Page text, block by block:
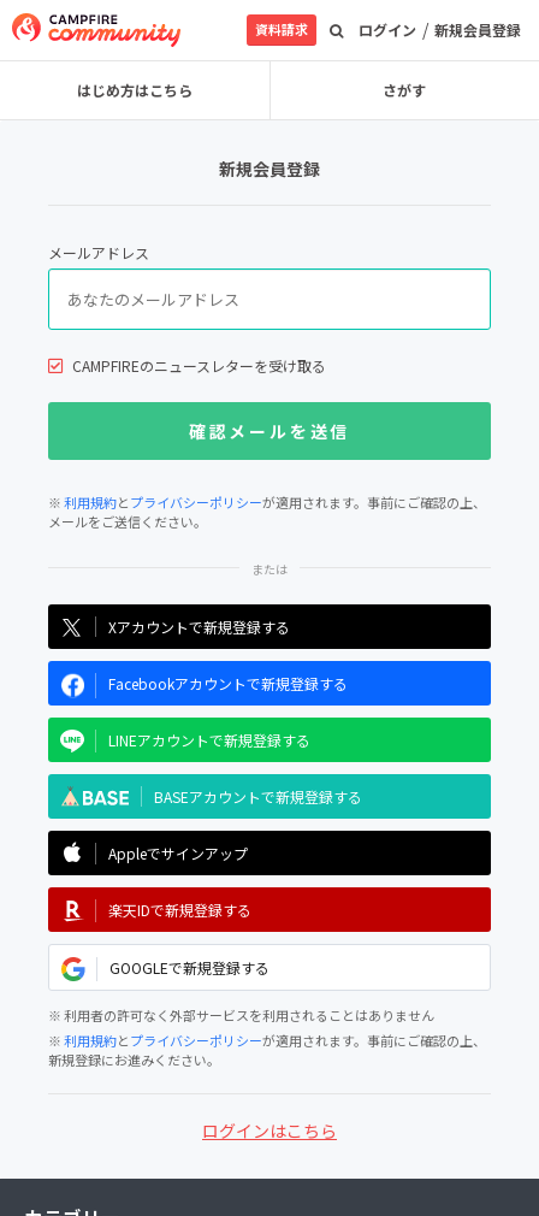
ログイン / 新規会員登録
資料請求
はじめ方はこちら さがす
新規会員登録
メールアドレス
CAMPFIREのニュースレターを受け取る
※利用規約とプライバシーポリシーが適用されます。事前にご確認の上、
メールをご送信ください。
Xアカウントで新規登録する
Facebookアカウントで新規登録する
LINEアカウントで新規登録する
BASEアカウントで新規登録する
Appleでサインアップ
楽天IDで新規登録する
GOOGLEで新規登録する
※ 利用者の許可なく外部サービスを利用されることはありません
※利用規約とプライバシーポリシーが適用されます。事前にご確認の上、
新規登録にお進みください。
ログインはこちら